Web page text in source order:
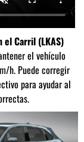
el Carril (LKAS)
el vehículo
h. Puede corregir
para ayudar al